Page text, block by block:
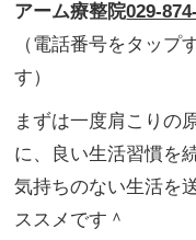
アーム療整院029-
（電話番号をタップ
す）
まずは一度肩こりの
に、良い生活習慣を
気持ちのない生活を
ススメです＾